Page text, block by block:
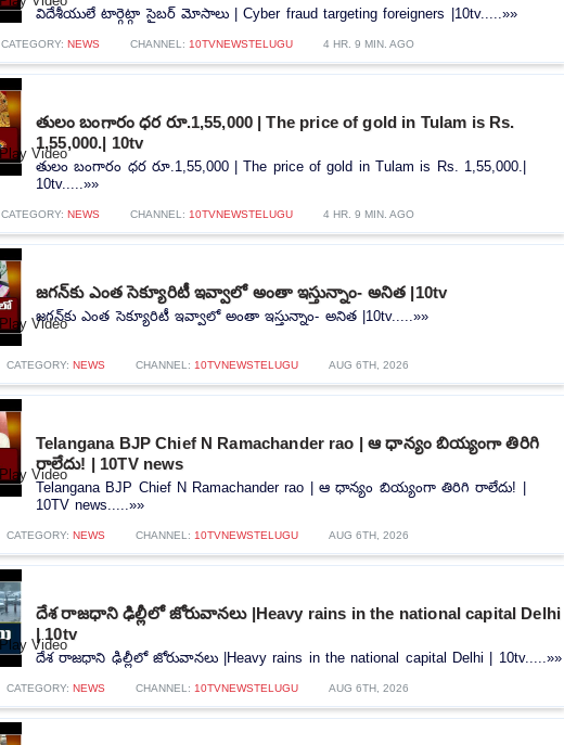
విదేశీయులే టార్గెట్గా సైబర్ మోసాలు | Cyber ​​fraud targeting foreigners |10tv.....»»
CATEGORY: NEWS CHANNEL: 10TVNEWSTELUGU 4 HR. 9 MIN. AGO
తులం బంగారం ధర రూ.1,55,000 | The price of gold in Tulam is Rs.
1,55,000.| 10tv
తులం బంగారం ధర రూ.1,55,000 | The price of gold in Tulam is Rs. 1,55,000.|
10tv.....»»
CATEGORY: NEWS CHANNEL: 10TVNEWSTELUGU 4 HR. 9 MIN. AGO
జగన్‌కు ఎంత సెక్యూరిటీ ఇవ్వాలో అంతా ఇస్తున్నాం- అనిత |10tv
జగన్‌కు ఎంత సెక్యూరిటీ ఇవ్వాలో అంతా ఇస్తున్నాం- అనిత |10tv.....»»
CATEGORY: NEWS CHANNEL: 10TVNEWSTELUGU AUG 6TH, 2026
Telangana BJP Chief N Ramachander rao | ఆ ధాన్యం బియ్యంగా తిరిగి
రాలేదు! | 10TV news
Telangana BJP Chief N Ramachander rao | ఆ ధాన్యం బియ్యంగా తిరిగి రాలేదు! |
10TV news.....»»
CATEGORY: NEWS CHANNEL: 10TVNEWSTELUGU AUG 6TH, 2026
దేశ రాజధాని ఢిల్లీలో జోరువానలు |Heavy rains in the national capital Delhi
| 10tv
దేశ రాజధాని ఢిల్లీలో జోరువానలు |Heavy rains in the national capital Delhi | 10tv.....»»
CATEGORY: NEWS CHANNEL: 10TVNEWSTELUGU AUG 6TH, 2026